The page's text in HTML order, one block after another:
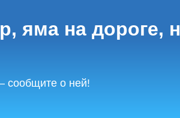
яма на дороге,
сообщите о ней!